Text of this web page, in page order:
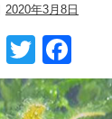
2020年3月8日
LineTwitter